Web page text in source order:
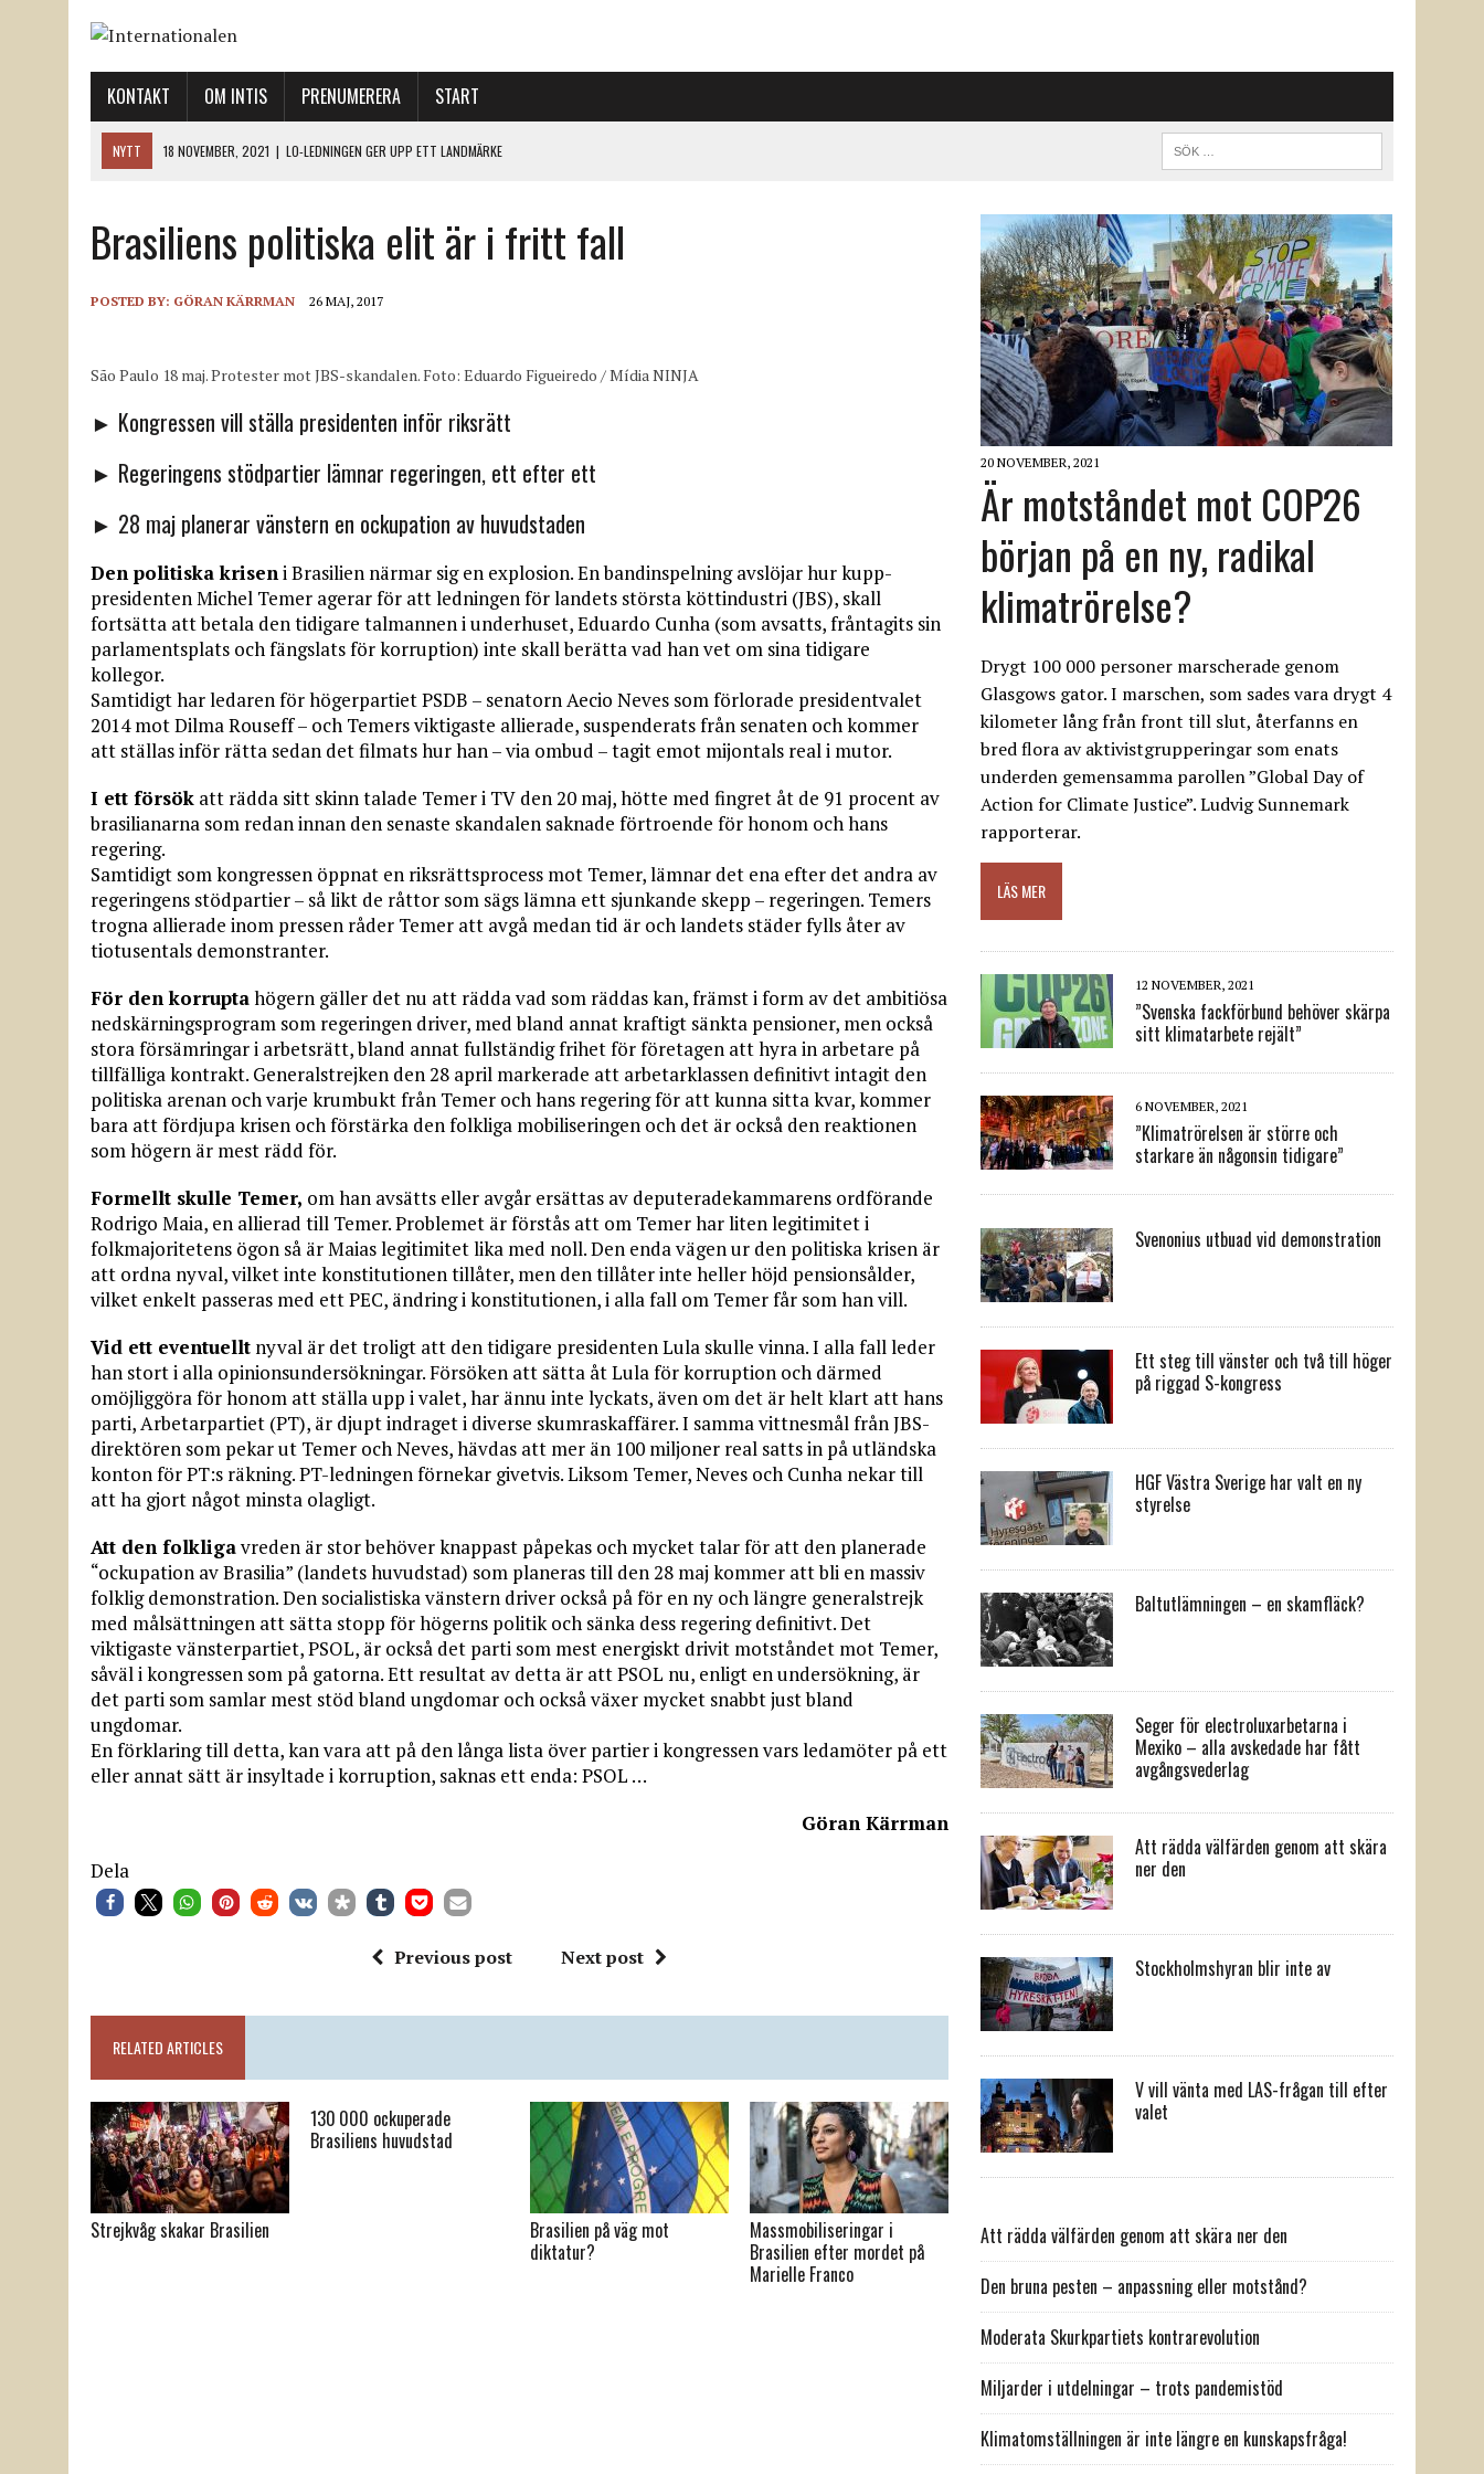
KONTAKT OM INTIS PRENUMERERA START
NYTT 18 NOVEMBER, 2021 | LO-LEDNINGEN GER UPP ETT LANDMÄRKE
12 NOVEMBER, 2021
NÄR DE DÖDA TAR SIG RÖST
12 NOVEMBER, 2021 |
”SVENSKA FACKFÖRBUND BEHÖVER SKÄRPA SITT KLIMATARBETE REJÄLT”
18 NOVEMBER, 2021 | SVENONIUS UTBUAD VID DEMONSTRATION
Brasiliens politiska elit är i fritt fall
POSTED BY: GÖRAN KÄRRMAN 26 MAJ, 2017
São Paulo 18 maj. Protester mot JBS-skandalen. Foto: Eduardo Figueiredo / Mídia NINJA
► Kongressen vill ställa presidenten inför riksrätt
► Regeringens stödpartier lämnar regeringen, ett efter ett
► 28 maj planerar vänstern en ockupation av huvudstaden
Den politiska kriseni Brasilien närmar sig en explosion. En bandinspelning avslöjar hur kupp-
presidenten Michel Temer agerar för att ledningen för landets största köttindustri (JBS), skall
fortsätta att betala den tidigare talmannen i underhuset, Eduardo Cunha (som avsatts, fråntagits sin
parlamentsplats och fängslats för korruption) inte skall berätta vad han vet om sina tidigare
kollegor.
Samtidigt har ledaren för högerpartiet PSDB – senatorn Aecio Neves som förlorade presidentvalet
2014 mot Dilma Rouseff – och Temers viktigaste allierade, suspenderats från senaten och kommer
att ställas inför rätta sedan det filmats hur han – via ombud – tagit emot mijontals real i mutor.
I ett försök att rädda sitt skinn talade Temer i TV den 20 maj, hötte med fingret åt de 91 procent av
brasilianarna som redan innan den senaste skandalen saknade förtroende för honom och hans
regering.
Samtidigt som kongressen öppnat en riksrättsprocess mot Temer, lämnar det ena efter det andra av
regeringens stödpartier – så likt de råttor som sägs lämna ett sjunkande skepp – regeringen. Temers
trogna allierade inom pressen råder Temer att avgå medan tid är och landets städer fylls åter av
tiotusentals demonstranter.
För den korruptahögern gäller det nu att rädda vad som räddas kan, främst i form av det ambitiösa
nedskärningsprogram som regeringen driver, med bland annat kraftigt sänkta pensioner, men också
stora försämringar i arbetsrätt, bland annat fullständig frihet för företagen att hyra in arbetare på
tillfälliga kontrakt. Generalstrejken den 28 april markerade att arbetarklassen definitivt intagit den
politiska arenan och varje krumbukt från Temer och hans regering för att kunna sitta kvar, kommer
bara att fördjupa krisen och förstärka den folkliga mobiliseringen och det är också den reaktionen
som högern är mest rädd för.
Formellt skulle Temer, om han avsätts eller avgår ersättas av deputeradekammarens ordförande
Rodrigo Maia, en allierad till Temer. Problemet är förstås att om Temer har liten legitimitet i
folkmajoritetens ögon så är Maias legitimitet lika med noll. Den enda vägen ur den politiska krisen är
att ordna nyval, vilket inte konstitutionen tillåter, men den tillåter inte heller höjd pensionsålder,
vilket enkelt passeras med ett PEC, ändring i konstitutionen, i alla fall om Temer får som han vill.
Vid ett eventuellt nyval är det troligt att den tidigare presidenten Lula skulle vinna. I alla fall leder
han stort i alla opinionsundersökningar. Försöken att sätta åt Lula för korruption och därmed
omöjliggöra för honom att ställa upp i valet, har ännu inte lyckats, även om det är helt klart att hans
parti, Arbetarpartiet (PT), är djupt indraget i diverse skumraskaffärer. I samma vittnesmål från JBS-
direktören som pekar ut Temer och Neves, hävdas att mer än 100 miljoner real satts in på utländska
konton för PT:s räkning. PT-ledningen förnekar givetvis. Liksom Temer, Neves och Cunha nekar till
att ha gjort något minsta olagligt.
Att den folkligavreden är stor behöver knappast påpekas och mycket talar för att den planerade
“ockupation av Brasilia” (landets huvudstad) som planeras till den 28 maj kommer att bli en massiv
folklig demonstration. Den socialistiska vänstern driver också på för en ny och längre generalstrejk
med målsättningen att sätta stopp för högerns politik och sänka dess regering definitivt. Det
viktigaste vänsterpartiet, PSOL, är också det parti som mest energiskt drivit motståndet mot Temer,
såväl i kongressen som på gatorna. Ett resultat av detta är att PSOL nu, enligt en undersökning, är
det parti som samlar mest stöd bland ungdomar och också växer mycket snabbt just bland
ungdomar.
En förklaring till detta, kan vara att på den långa lista över partier i kongressen vars ledamöter på ett
eller annat sätt är insyltade i korruption, saknas ett enda: PSOL …
Göran Kärrman
Dela
Previous post Next post
RELATED ARTICLES
Strejkvåg skakar Brasilien
130 000 ockuperade
Brasiliens huvudstad
Brasilien på väg mot
diktatur?
Massmobiliseringar i
Brasilien efter mordet på
Marielle Franco
20 NOVEMBER, 2021
Är motståndet mot COP26
början på en ny, radikal
klimatrörelse?
Drygt 100 000 personer marscherade genom
Glasgows gator. I marschen, som sades vara drygt 4
kilometer lång från front till slut, återfanns en
bred flora av aktivistgrupperingar som enats
underden gemensamma parollen ”Global Day of
Action for Climate Justice”. Ludvig Sunnemark
rapporterar.
LÄS MER
12 NOVEMBER, 2021
”Svenska fackförbund behöver skärpa
sitt klimatarbete rejält”
6 NOVEMBER, 2021
”Klimatrörelsen är större och
starkare än någonsin tidigare”
Svenonius utbuad vid demonstration
Ett steg till vänster och två till höger
på riggad S-kongress
HGF Västra Sverige har valt en ny
styrelse
Baltutlämningen – en skamfläck?
Seger för electroluxarbetarna i
Mexiko – alla avskedade har fått
avgångsvederlag
Att rädda välfärden genom att skära
ner den
Stockholmshyran blir inte av
V vill vänta med LAS-frågan till efter
valet
Att rädda välfärden genom att skära ner den
Den bruna pesten – anpassning eller motstånd?
Moderata Skurkpartiets kontrarevolution
Miljarder i utdelningar – trots pandemistöd
Klimatomställningen är inte längre en kunskapsfråga!